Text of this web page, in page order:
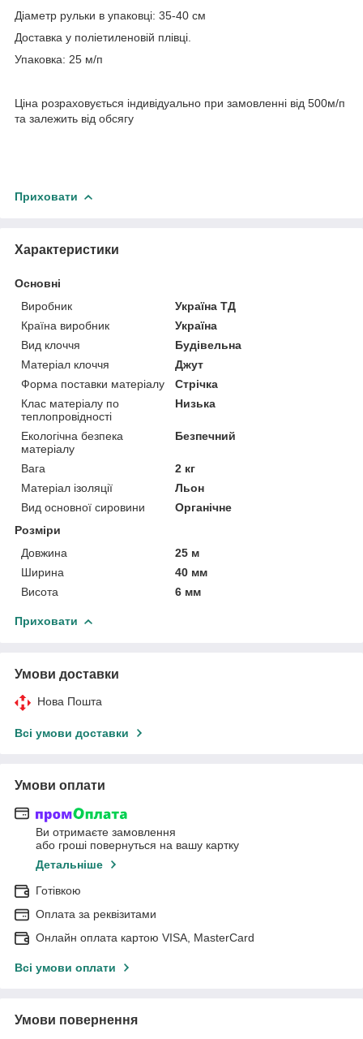
Діаметр рульки в упаковці: 35-40 см
Доставка у поліетиленовій плівці.
Упаковка: 25 м/п
Ціна розраховується індивідуально при замовленні від 500м/п
та залежить від обсягу
Приховати
Характеристики
Основні
Виробник
Україна ТД
Країна виробник
Україна
Вид клоччя
Будівельна
Матеріал клоччя
Джут
Форма поставки матеріалу
Стрічка
Клас матеріалу по
теплопровідності
Низька
Екологічна безпека
матеріалу
Безпечний
Вага
2 кг
Матеріал ізоляції
Льон
Вид основної сировини
Органічне
Розміри
Довжина
25 м
Ширина
40 мм
Висота
6 мм
Приховати
Умови доставки
Нова Пошта
Всі умови доставки
Умови оплати
Ви отримаєте замовлення
або гроші повернуться на вашу картку
Детальніше
Готівкою
Оплата за реквізитами
Онлайн оплата картою VISA, MasterCard
Всі умови оплати
Умови повернення